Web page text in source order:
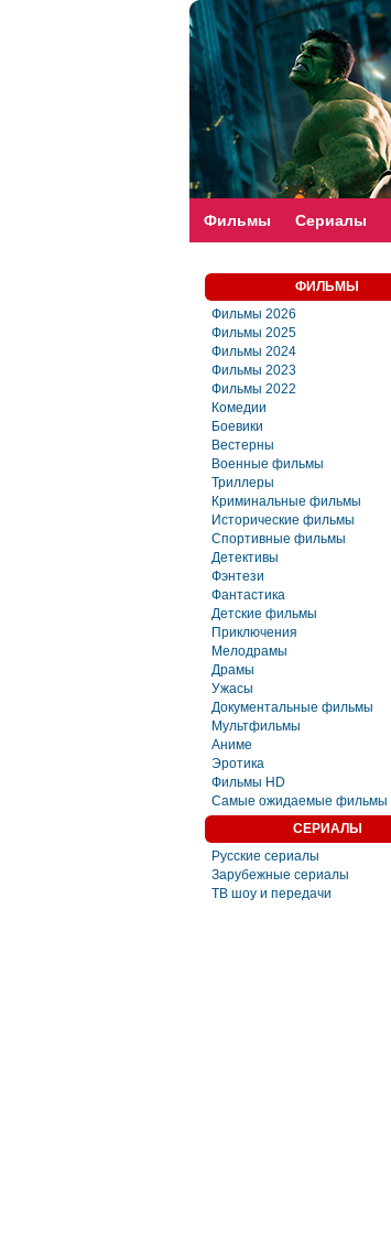
faste-torrent.com
Фильмы Сериалы
ФИЛЬМЫ
Фильмы 2026
Фильмы 2025
Фильмы 2024
Фильмы 2023
Фильмы 2022
Комедии
Боевики
Вестерны
Военные фильмы
Триллеры
Криминальные фильмы
Исторические фильмы
Спортивные фильмы
Детективы
Фэнтези
Фaнтастика
Детские фильмы
Приключения
Мелодрамы
Драмы
Ужасы
Документальные фильмы
Мультфильмы
Аниме
Эротика
Фильмы HD
Самые ожидаемые фильмы
СЕРИАЛЫ
Русские сериалы
Зарубежные сериалы
ТВ шоу и передачи